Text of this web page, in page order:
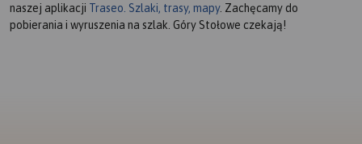
naszej aplikacji Traseo. Szlaki, trasy, mapy. Zachęcamy do
pobierania i wyruszenia na szlak. Góry Stołowe czekają!